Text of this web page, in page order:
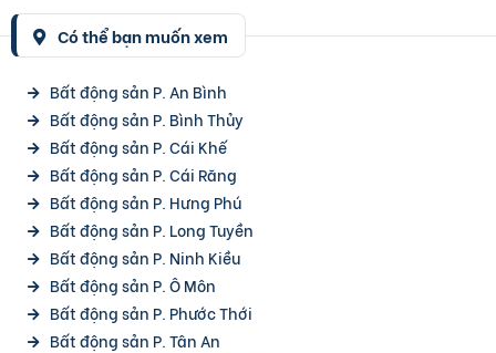
Có thể bạn muốn xem
Bất động sản P. An Bình
Bất động sản P. Bình Thủy
Bất động sản P. Cái Khế
Bất động sản P. Cái Răng
Bất động sản P. Hưng Phú
Bất động sản P. Long Tuyền
Bất động sản P. Ninh Kiều
Bất động sản P. Ô Môn
Bất động sản P. Phước Thới
Bất động sản P. Tân An